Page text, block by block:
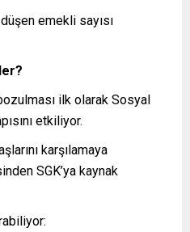
emekli sayısı
ilk olarak Sosyal
etkiliyor.
karşılamaya
SGK’ya kaynak